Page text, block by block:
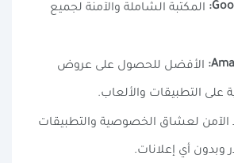
المكتبة الشاملة والآمنة لجميع
الأفضل للحصول على عروض
على التطبيقات والألعاب.
الآمن لعشاق الخصوصية والتطبيقات
وبدون أي إعلانات.